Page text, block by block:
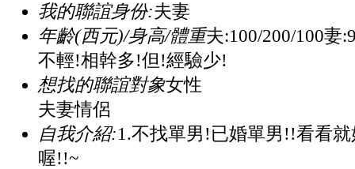
我的聯誼身份:夫妻
年齡(西元)/身高/體重夫:100/200/100妻
不輕!相幹多!但!經驗少!
想找的聯誼對象女性
夫妻情侶
自我介紹:1.不找單男!已婚單男!!看看
喔!!~